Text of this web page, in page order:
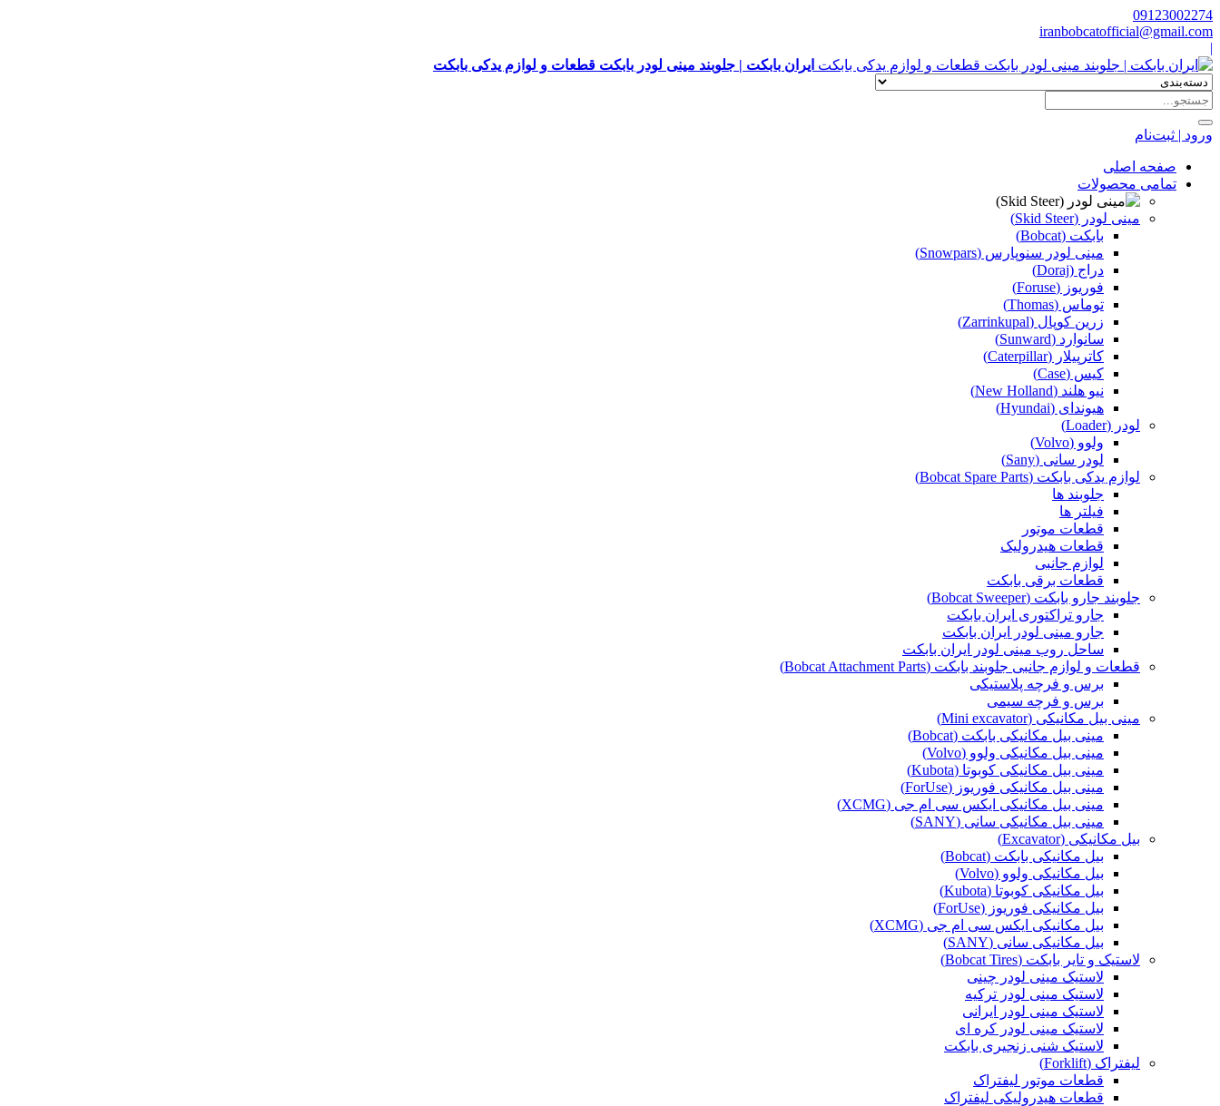
09123002274
iranbobcatofficial@gmail.com
|
ایران بابکت | جلوبند مینی لودر بابکت قطعات و لوازم یدکی بابکت
ورود | ثبت‌نام
صفحه اصلی
تمامی محصولات
مینی لودر (Skid Steer)
بابکت (Bobcat)
مینی لودر سنوپارس (Snowpars)
دراج (Doraj)
فوریوز (Foruse)
توماس (Thomas)
زرین کوپال (Zarrinkupal)
سانوارد (Sunward)
کاترپیلار (Caterpillar)
کیس (Case)
نیو هلند (New Holland)
هیوندای (Hyundai)
لودر (Loader)
ولوو (Volvo)
لودر سانی (Sany)
لوازم یدکی بابکت (Bobcat Spare Parts)
جلوبند ها
فیلتر ها
قطعات موتور
قطعات هیدرولیک
لوازم جانبی
قطعات برقی بابکت
جلوبند جارو بابکت (Bobcat Sweeper)
جارو تراکتوری ایران بابکت
جارو مینی لودر ایران بابکت
ساحل روب مینی لودر ایران بابکت
قطعات و لوازم جانبی جلوبند بابکت (Bobcat Attachment Parts)
برس و فرچه پلاستیکی
برس و فرچه سیمی
مینی بیل مکانیکی (Mini excavator)
مینی بیل مکانیکی بابکت (Bobcat)
مینی بیل مکانیکی ولوو (Volvo)
مینی بیل مکانیکی کوبوتا (Kubota)
مینی بیل مکانیکی فوریوز (ForUse)
مینی بیل مکانیکی ایکس سی ام جی (XCMG)
مینی بیل مکانیکی سانی (SANY)
بیل مکانیکی (Excavator)
بیل مکانیکی بابکت (Bobcat)
بیل مکانیکی ولوو (Volvo)
بیل مکانیکی کوبوتا (Kubota)
بیل مکانیکی فوریوز (ForUse)
بیل مکانیکی ایکس سی ام جی (XCMG)
بیل مکانیکی سانی (SANY)
لاستیک و تایر بابکت (Bobcat Tires)
لاستیک مینی لودر چینی
لاستیک مینی لودر ترکیه
لاستیک مینی لودر ایرانی
لاستیک مینی لودر کره ای
لاستیک شنی زنجیری بابکت
لیفتراک (Forklift)
قطعات موتور لیفتراک
قطعات هیدرولیکی لیفتراک